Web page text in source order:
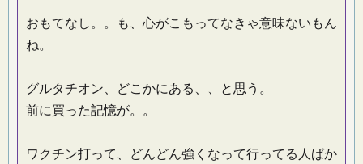
おもてなし。。も、心がこもってなきゃ意味ないもん
ね。
グルタチオン、どこかにある、、と思う。
前に買った記憶が。。
ワクチン打って、どんどん強くなって行ってる人ばか